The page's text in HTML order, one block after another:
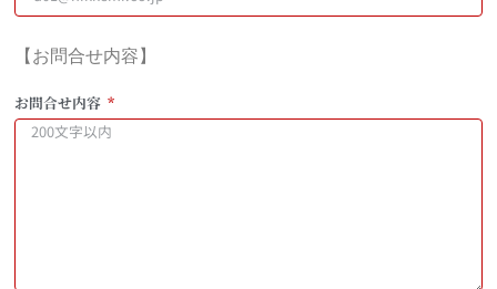
【お問合せ内容】
お問合せ内容